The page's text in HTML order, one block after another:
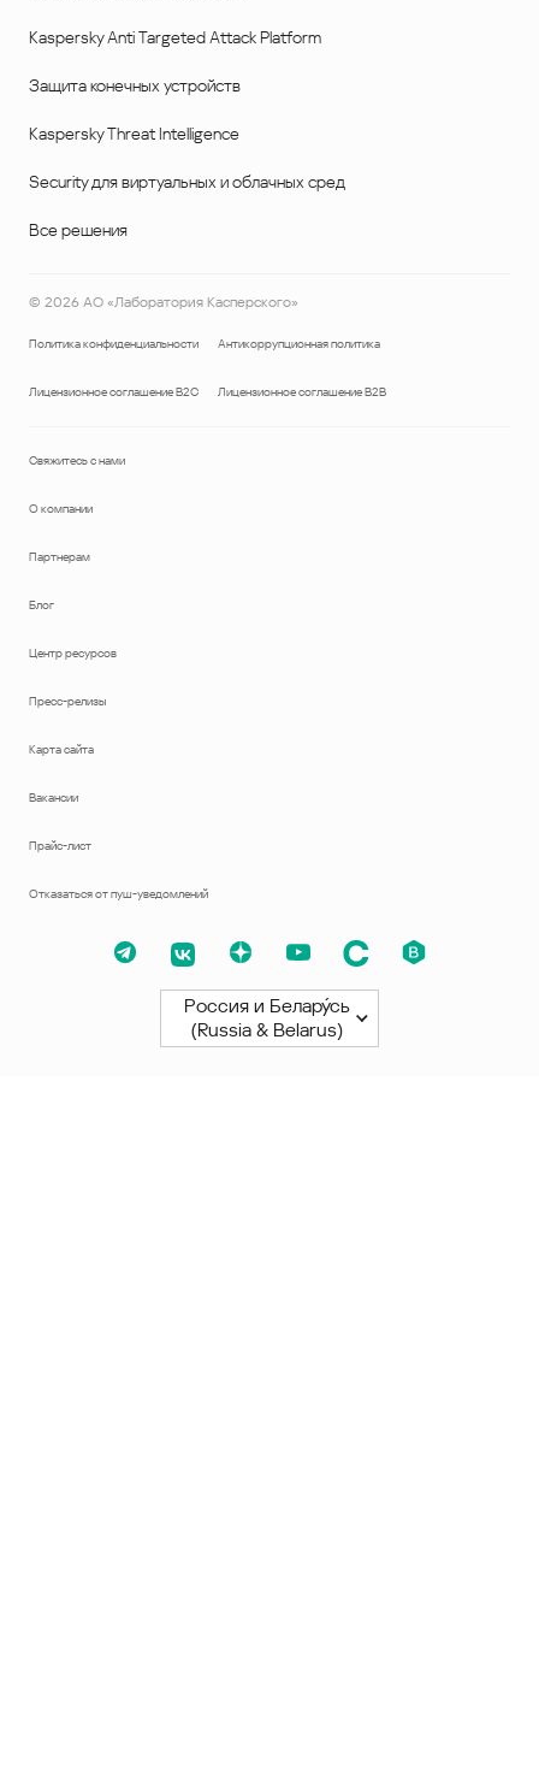
Kaspersky Anti Targeted Attack Platform
Защита конечных устройств
Kaspersky Threat Intelligence
Security для виртуальных и облачных сред
Все решения
© 2026 АО «Лаборатория Касперского»
Политика конфиденциальности Антикоррупционная политика
Лицензионное соглашение B2C Лицензионное соглашение B2B
Свяжитесь с нами
О компании
Партнерам
Блог
Центр ресурсов
Пресс-релизы
Карта сайта
Вакансии
Прайс-лист
Отказаться от пуш-уведомлений
Россия и Белару́сь
(Russia & Belarus)